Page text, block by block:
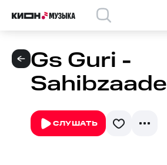
Gs Guri -
Sahibzaade
СЛУШАТЬ